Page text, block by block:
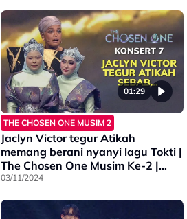
01:29
THE CHOSEN ONE MUSIM 2
Jaclyn Victor tegur Atikah
memang berani nyanyi lagu Tokti |
The Chosen One Musim Ke-2 |
Konsert 7
03/11/2024